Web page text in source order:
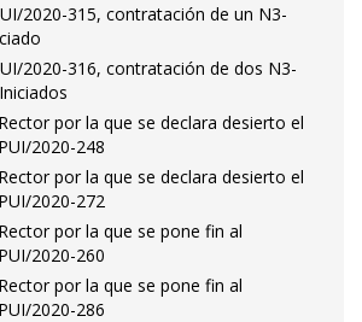
2020-315, contratación de un N3-
2020-316, contratación de dos N3-
por la que se declara desierto el
2020-248
por la que se declara desierto el
2020-272
por la que se pone fin al
2020-260
por la que se pone fin al
2020-286